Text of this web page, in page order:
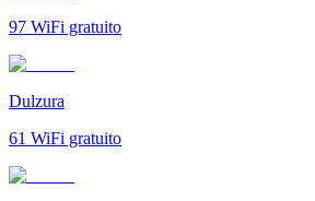
97 WiFi gratuito
Dulzura
61 WiFi gratuito